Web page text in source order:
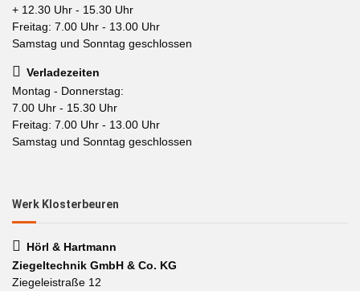
+ 12.30 Uhr - 15.30 Uhr
Freitag: 7.00 Uhr - 13.00 Uhr
Samstag und Sonntag geschlossen
Verladezeiten
Montag - Donnerstag:
7.00 Uhr - 15.30 Uhr
Freitag: 7.00 Uhr - 13.00 Uhr
Samstag und Sonntag geschlossen
Werk Klosterbeuren
Hörl & Hartmann
Ziegeltechnik GmbH & Co. KG
Ziegeleistraße 12